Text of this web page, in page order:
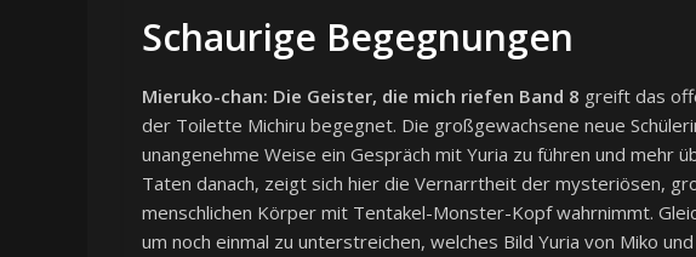
Schaurige Begegnungen
Mieruko-chan: Die Geister, die mich riefen Band 8 greift das
der Toilette Michiru begegnet. Die großgewachsene neue
unangenehme Weise ein Gespräch mit Yuria zu führen und mehr
Taten danach, zeigt sich hier die Vernarrtheit der mysteriösen,
menschlichen Körper mit Tentakel-Monster-Kopf wahrnimmt.
um noch einmal zu unterstreichen, welches Bild Yuria von Miko